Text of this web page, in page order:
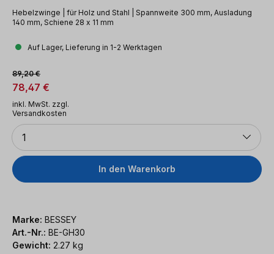
Hebelzwinge | für Holz und Stahl | Spannweite 300 mm, Ausladung
140 mm, Schiene 28 x 11 mm
Auf Lager, Lieferung in 1-2 Werktagen
Verkaufspreis:
78,47 €
Regulärer Preis:
89,20 €
inkl. MwSt. zzgl.
Versandkosten
Anzahl
1
In den Warenkorb
Marke: BESSEY
Art.-Nr.: BE-GH30
Gewicht: 2.27 kg